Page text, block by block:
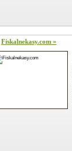
Fiskalnekasy.com »